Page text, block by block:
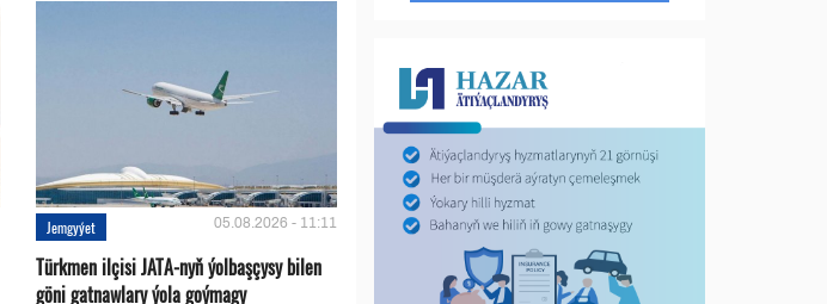
Jemgyýet 05.08.2026 - 11:11
Türkmen ilçisi JATA-nyň ýolbaşçysy bilen
göni gatnawlary ýola goýmagy